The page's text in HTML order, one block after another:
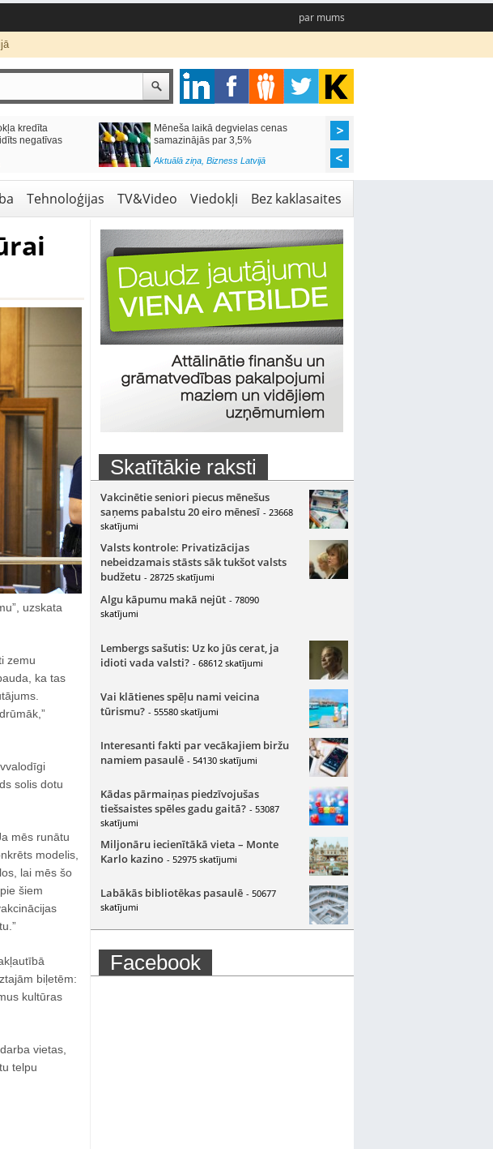
par mums
kredīta
negatīvas
Mēneša laikā degvielas cenas
samazinājās par 3,5%
Aktuālā ziņa, Bizness Latvijā
Tehnoloģijas TV&Video Viedokļi Bez kaklasaites
uzskata
zemu
ka tas
solis dotu
mēs runātu
modelis,
lai mēs šo
šiem
biļetēm:
kultūras
vietas,
telpu
Skatītākie raksti
Vakcinētie seniori piecus mēnešus
saņems pabalstu 20 eiro mēnesī - 23668
skatījumi
Valsts kontrole: Privatizācijas
nebeidzamais stāsts sāk tukšot valsts
budžetu - 28725 skatījumi
Algu kāpumu makā nejūt - 78090
skatījumi
Lembergs sašutis: Uz ko jūs cerat, ja
idioti vada valsti? - 68612 skatījumi
Vai klātienes spēļu nami veicina
tūrismu? - 55580 skatījumi
Interesanti fakti par vecākajiem biržu
namiem pasaulē - 54130 skatījumi
Kādas pārmaiņas piedzīvojušas
tiešsaistes spēles gadu gaitā? - 53087
skatījumi
Miljonāru iecienītākā vieta – Monte
Karlo kazino - 52975 skatījumi
Labākās bibliotēkas pasaulē - 50677
skatījumi
Facebook